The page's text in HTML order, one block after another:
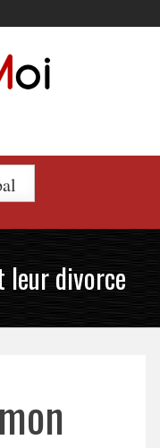
leur divorce